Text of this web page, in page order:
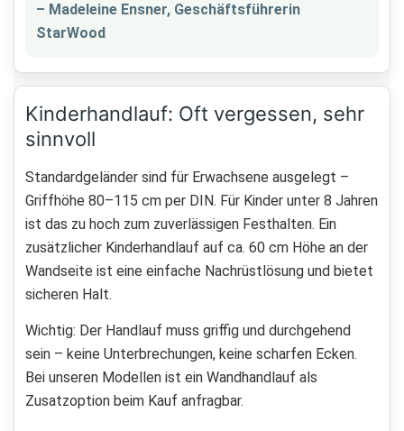
– Madeleine Ensner, Geschäftsführerin
StarWood
Kinderhandlauf: Oft vergessen, sehr
sinnvoll
Standardgeländer sind für Erwachsene ausgelegt –
Griffhöhe 80–115 cm per DIN. Für Kinder unter 8 Jahren
ist das zu hoch zum zuverlässigen Festhalten. Ein
zusätzlicher Kinderhandlauf auf ca. 60 cm Höhe an der
Wandseite ist eine einfache Nachrüstlösung und bietet
sicheren Halt.
Wichtig: Der Handlauf muss griffig und durchgehend
sein – keine Unterbrechungen, keine scharfen Ecken.
Bei unseren Modellen ist ein Wandhandlauf als
Zusatzoption beim Kauf anfragbar.